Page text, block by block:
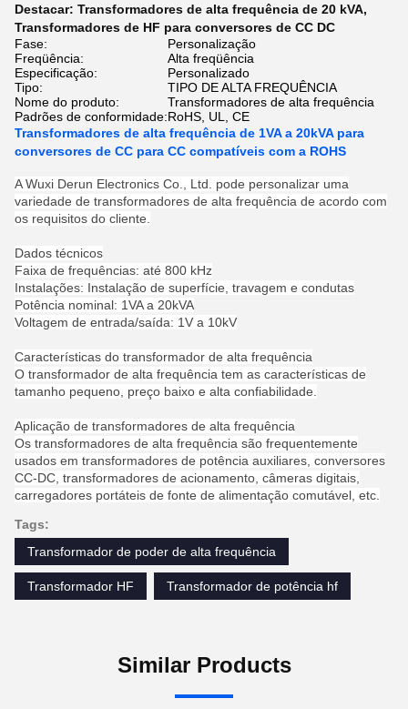
Destacar: Transformadores de alta frequência de 20 kVA,
Transformadores de HF para conversores de CC DC
Fase:
Personalização
Freqüência:
Alta freqüência
Especificação:
Personalizado
Tipo:
TIPO DE ALTA FREQUÊNCIA
Nome do produto:
Transformadores de alta frequência
Padrões de conformidade:RoHS, UL, CE
Transformadores de alta frequência de 1VA a 20kVA para
conversores de CC para CC compatíveis com a ROHS
A Wuxi Derun Electronics Co., Ltd. pode personalizar uma
variedade de transformadores de alta frequência de acordo com
os requisitos do cliente.
Dados técnicos
Faixa de frequências: até 800 kHz
Instalações: Instalação de superfície, travagem e condutas
Potência nominal: 1VA a 20kVA
Voltagem de entrada/saída: 1V a 10kV
Características do transformador de alta frequência
O transformador de alta frequência tem as características de
tamanho pequeno, preço baixo e alta confiabilidade.
Aplicação de transformadores de alta frequência
Os transformadores de alta frequência são frequentemente
usados em transformadores de potência auxiliares, conversores
CC-DC, transformadores de acionamento, câmeras digitais,
carregadores portáteis de fonte de alimentação comutável, etc.
Tags:
Transformador de poder de alta frequência
Transformador HF Transformador de potência hf
Similar Products